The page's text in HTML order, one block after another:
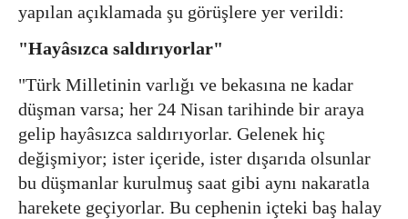
yapılan açıklamada şu görüşlere yer verildi:
"Hayâsızca saldırıyorlar"
"Türk Milletinin varlığı ve bekasına ne kadar
düşman varsa; her 24 Nisan tarihinde bir araya
gelip hayâsızca saldırıyorlar. Gelenek hiç
değişmiyor; ister içeride, ister dışarıda olsunlar
bu düşmanlar kurulmuş saat gibi aynı nakaratla
harekete geçiyorlar. Bu cephenin içteki baş halay